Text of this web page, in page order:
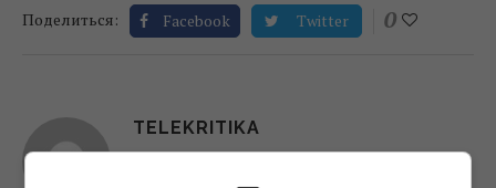
Поделиться: Facebook Twitter 0
TELEKRITIKA